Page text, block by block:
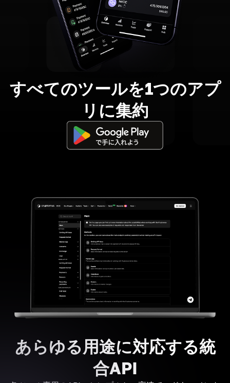
すべてのツールを1つのアプ
リに集約
あらゆる用途に対応する統
合API